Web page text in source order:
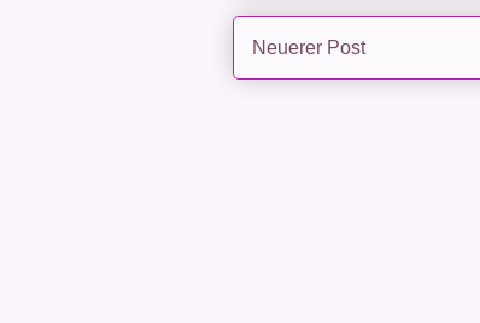
Neuerer Post